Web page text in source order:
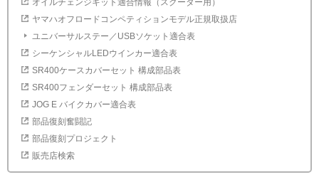
オイルチェンジキット適合情報（スクーター用）
ヤマハオフロードコンペティションモデル正規取扱店
ユニバーサルステー／USBソケット適合表
シーケンシャルLEDウインカー適合表
SR400ケースカバーセット 構成部品表
SR400フェンダーセット 構成部品表
JOG E バイクカバー適合表
部品復刻奮闘記
部品復刻プロジェクト
販売店検索